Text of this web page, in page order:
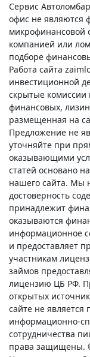
Сервис
офис не являются
микрофинансовой
компанией или
подборе
Работа сайта
инвестиционной
скрытые
финансовых,
размещенная на
Предложение не
уточняйте при
оказывающими
статей основано
нашего сайта. Мы
достоверность
принадлежит
оказываются
информационное
и предоставляет
участникам
займов
лицензию ЦБ РФ.
открытых
сайте не
информационно-
сотрудничества
права защищены.